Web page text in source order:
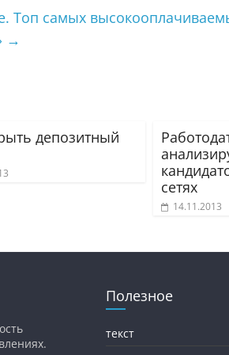
Топ самых
→
депозитный
сетях
14.11.2013
Полезное
текст